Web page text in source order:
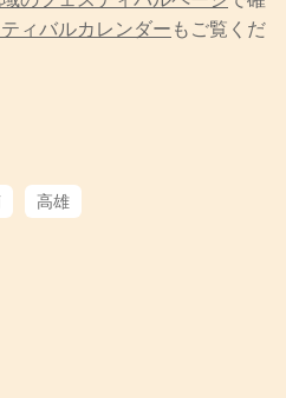
ィバルカレンダーもご覧くだ
高雄